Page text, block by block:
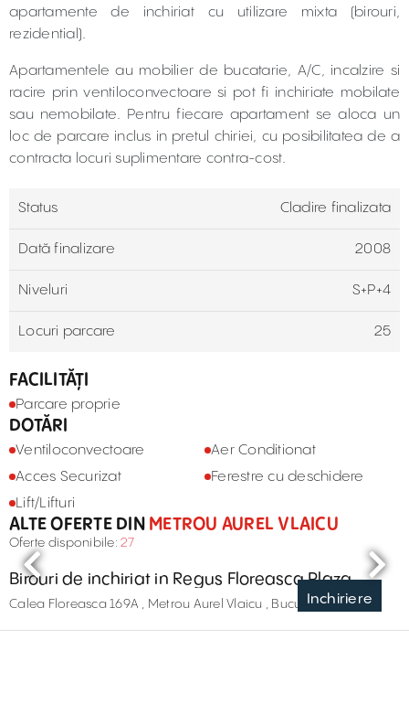
apartamente de inchiriat cu utilizare mixta (birouri,
rezidential).
Apartamentele au mobilier de bucatarie, A/C, incalzire si
racire prin ventiloconvectoare si pot fi inchiriate mobilate
sau nemobilate. Pentru fiecare apartament se aloca un
loc de parcare inclus in pretul chiriei, cu posibilitatea de a
contracta locuri suplimentare contra-cost.
Status Cladire finalizata
Dată finalizare 2008
Niveluri S+P+4
Locuri parcare 25
FACILITĂȚI
Parcare proprie
DOTĂRI
Ventiloconvectoare
Aer Conditionat
Acces Securizat
Ferestre cu deschidere
Lift/Lifturi
ALTE OFERTE DINMETROU AUREL VLAICU
Oferte disponibile: 27
Inchiriere
Birouri de inchiriat in Regus Floreasca Plaza
Calea Floreasca 169A , Metrou Aurel Vlaicu , București